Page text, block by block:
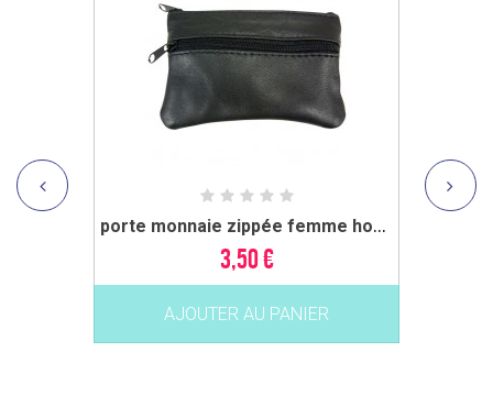
porte monnaie zippée femme homme mixte en...
3,50 €
AJOUTER AU PANIER